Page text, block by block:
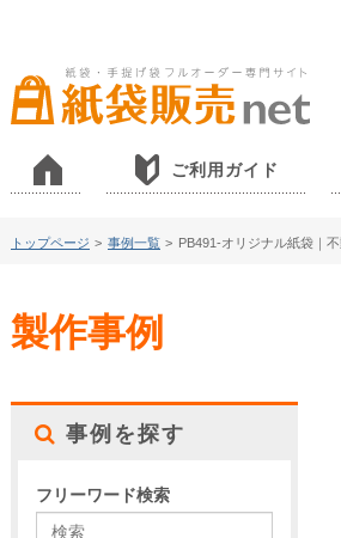
ご利用ガイド
トップページ > 事例一覧 > PB491-オリジナル紙袋｜
製作事例
事例を探す
フリーワード検索